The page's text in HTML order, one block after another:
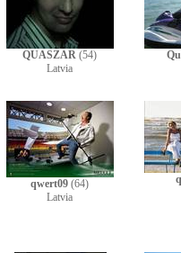
QUASZAR (54)
Latvia
qwert09 (64)
Latvia